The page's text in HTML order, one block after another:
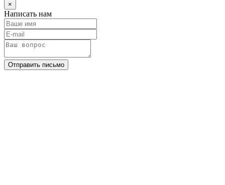
×
Написать нам
Отправить письмо